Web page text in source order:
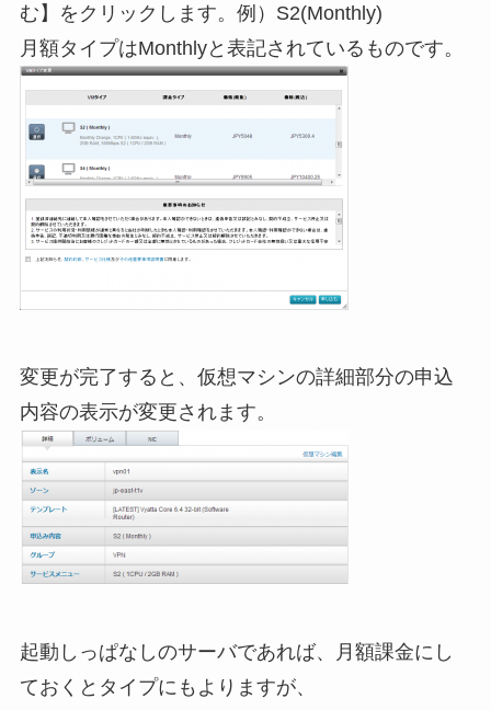
む】をクリックします。例）S2(Monthly)
月額タイプはMonthlyと表記されているものです。
変更が完了すると、仮想マシンの詳細部分の申込
内容の表示が変更されます。
起動しっぱなしのサーバであれば、月額課金にし
ておくとタイプにもよりますが、